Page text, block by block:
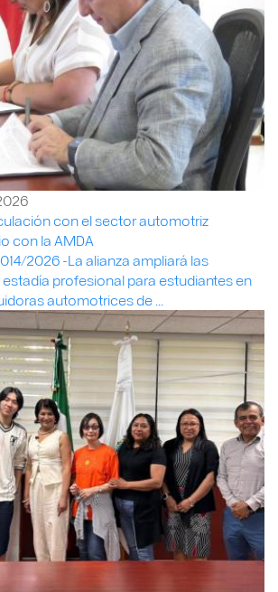
con el sector automotriz
con la AMDA
2026 -La alianza ampliará las
profesional para estudiantes en
automotrices de ...